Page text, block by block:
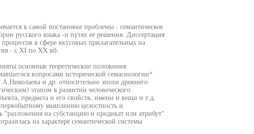
в самой постановке проблемы - семантическое
русского языка -и путях ее решения. Диссертация
в сфере вкусовых прилагательных на
- с XI по XX вб.
основные теоретические положения
вопросами исторической семасиологии*
и др. относительно эпохи древнего
этапом в развитии человеческого
предмета и его свойств, имени и вещи и т.д.
мышлению целостность и
"разложения на субстанцию и предикат или атрибут"
на характере семантической системы